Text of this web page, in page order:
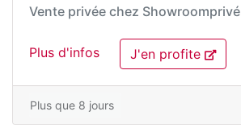
Vente privée chez Showroomprivé
Plus d'infos J'en profite
Plus que 8 jours